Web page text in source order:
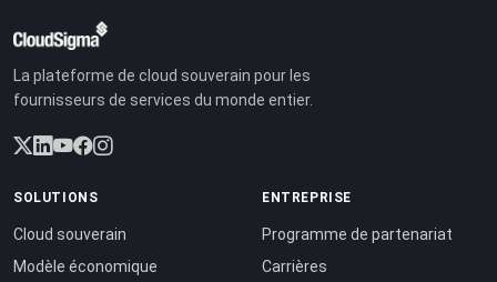
La plateforme de cloud souverain pour les
fournisseurs de services du monde entier.
SOLUTIONS
Cloud souverain
Modèle économique
ENTREPRISE
Programme de partenariat
Carrières